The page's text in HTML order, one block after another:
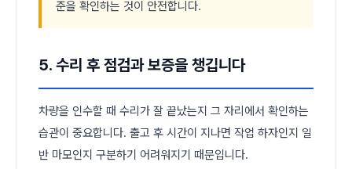
준을 확인하는 것이 안전합니다.
5. 수리 후 점검과 보증을 챙깁니다
차량을 인수할 때 수리가 잘 끝났는지 그 자리에서 확인하는
습관이 중요합니다. 출고 후 시간이 지나면 작업 하자인지 일
반 마모인지 구분하기 어려워지기 때문입니다.